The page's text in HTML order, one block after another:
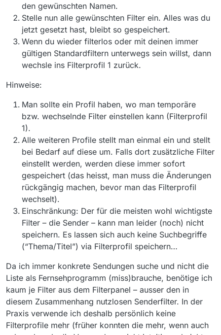
den gewünschten Namen.
Stelle nun alle gewünschten Filter ein. Alles was du
jetzt gesetzt hast, bleibt so gespeichert.
Wenn du wieder filterlos oder mit deinen immer
gültigen Standardfiltern unterwegs sein willst, dann
wechsle ins Filterprofil 1 zurück.
Hinweise:
Man sollte ein Profil haben, wo man temporäre
bzw. wechselnde Filter einstellen kann (Filterprofil
1).
Alle weiteren Profile stellt man einmal ein und stellt
bei Bedarf auf diese um. Falls dort zusätzliche Filter
einstellt werden, werden diese immer sofort
gespeichert (das heisst, man muss die Änderungen
rückgängig machen, bevor man das Filterprofil
wechselt).
Einschränkung: Der für die meisten wohl wichtigste
Filter – die Sender – kann man leider (noch) nicht
speichern. Es lassen sich auch keine Suchbegriffe
(“Thema/Titel”) via Filterprofil speichern…
Da ich immer konkrete Sendungen suche und nicht die
Liste als Fernsehprogramm (miss)brauche, benötige ich
kaum je Filter aus dem Filterpanel – ausser den in
diesem Zusammenhang nutzlosen Senderfilter. In der
Praxis verwende ich deshalb persönlich keine
Filterprofile mehr (früher konnten die mehr, wenn auch